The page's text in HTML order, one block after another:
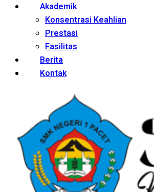
Akademik
Konsentrasi Keahlian
Prestasi
Fasilitas
Berita
Kontak